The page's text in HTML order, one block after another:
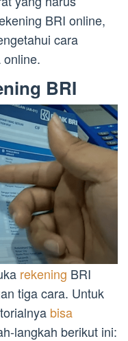
BRI online,
cara
BRI
rekening BRI
tiga cara. Untuk
bisa
langkah berikut ini: